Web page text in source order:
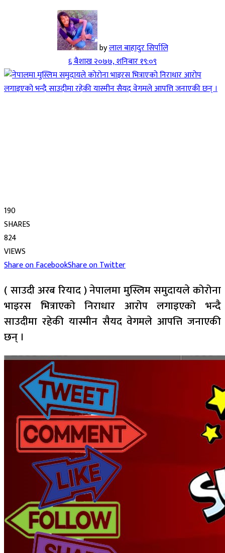
byलाल बाहादुर सिर्पालि
६ बैशाख २०७७, शनिबार १९:०९
190
SHARES
824
VIEWS
Share on FacebookShare on Twitter
( साउदी अरब रियाद ) नेपालमा मुस्लिम समुदायले कोरोना
भाइरस भित्राएको निराधार आरोप लगाइएको भन्दै
साउदीमा रहेकी यास्मीन सैयद वेगमले आपत्ति जनाएकी
छन् ।